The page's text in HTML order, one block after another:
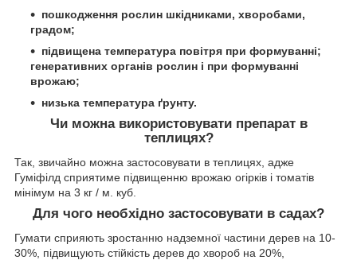
пошкодження рослин шкідниками, хворобами,
градом;
підвищена температура повітря при формуванні;
генеративних органів рослин і при формуванні
врожаю;
низька температура ґрунту.
Чи можна використовувати препарат в
теплицях?
Так, звичайно можна застосовувати в теплицях, адже
Гуміфілд сприятиме підвищенню врожаю огірків і томатів
мінімум на 3 кг / м. куб.
Для чого необхідно застосовувати в садах?
Гумати сприяють зростанню надземної частини дерев на 10-
30%, підвищують стійкість дерев до хвороб на 20%,